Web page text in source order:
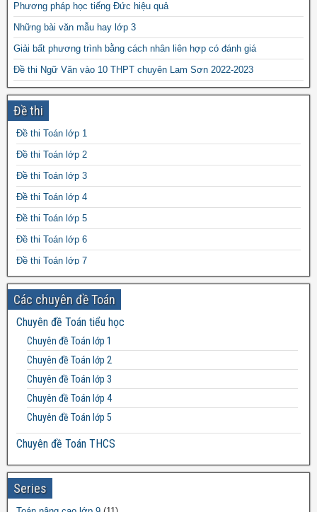
Phương pháp học tiếng Đức hiệu quả
Những bài văn mẫu hay lớp 3
Giải bất phương trình bằng cách nhân liên hợp có đánh giá
Đề thi Ngữ Văn vào 10 THPT chuyên Lam Sơn 2022-2023
Một số cách tính nhẩm nhanh phần trăm của một số
Giáo án Địa lý 6 powerpoint
Giáo án Tiếng Anh 8 powerpoint
Giáo án Ngữ Văn 9 powerpoint
Đề thi
Đề thi Toán lớp 1
Đề thi Toán lớp 2
Đề thi Toán lớp 3
Đề thi Toán lớp 4
Đề thi Toán lớp 5
Đề thi Toán lớp 6
Đề thi Toán lớp 7
Đề thi Toán lớp 8
Đề thi Toán lớp 9
Đề thi Toán lớp 10
Đề thi Toán lớp 11
Đề thi Toán lớp 12
Các chuyên đề Toán
Chuyên đề Toán tiểu học
Chuyên đề Toán lớp 1
Chuyên đề Toán lớp 2
Chuyên đề Toán lớp 3
Chuyên đề Toán lớp 4
Chuyên đề Toán lớp 5
Chuyên đề Toán THCS
Bất đẳng thức THCS
Chuyên đề Toán lớp 6
Chuyên đề Toán lớp 7
Series